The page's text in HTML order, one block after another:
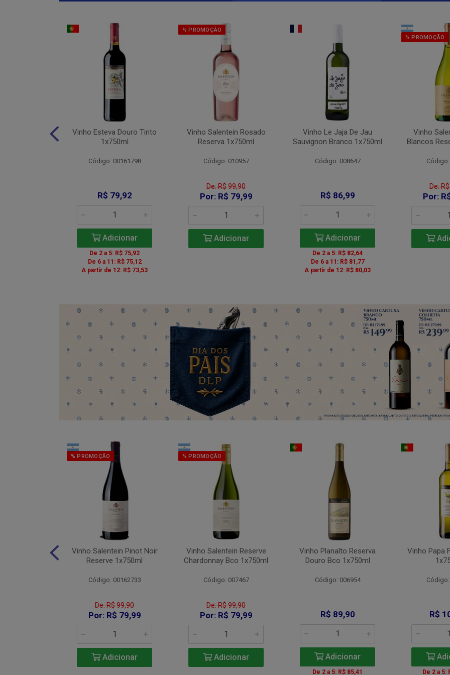
Vinho Esteva Douro Tinto
1x750ml
Código: 00161798
R$ 79,92
Adicionar
De 2 a 5: R$ 75,92
De 6 a 11: R$ 75,12
A partir de 12: R$ 73,53
% PROMOÇÃO
Vinho Salentein Rosado
Reserva 1x750ml
Código: 010957
De: R$ 99,90
Por: R$ 79,99
Adicionar
Vinho Le Jaja De Jau
Sauvignon Branco 1x750ml
Código: 008647
R$ 86,99
Adicionar
De 2 a 5: R$ 82,64
De 6 a 11: R$ 81,77
A partir de 12: R$ 80,03
% PROMOÇÃO
Vinho
Blancos
De:
Por:
% PROMOÇÃO
Vinho Salentein Pinot Noir
Reserve 1x750ml
Código: 00162733
De: R$ 99,90
Por: R$ 79,99
Adicionar
% PROMOÇÃO
Vinho Salentein Reserve
Chardonnay Bco 1x750ml
Código: 007467
De: R$ 99,90
Por: R$ 79,99
Adicionar
Vinho Planalto Reserva
Douro Bco 1x750ml
Código: 006954
R$ 89,90
Adicionar
De 2 a 5: R$ 85,41
Vinho Papa
R$
De 2 a 5: